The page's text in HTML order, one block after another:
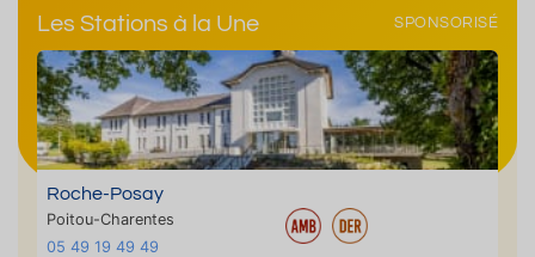
Les Stations à la Une SPONSORISÉ
Roche-Posay
Poitou-Charentes
05 49 19 49 49